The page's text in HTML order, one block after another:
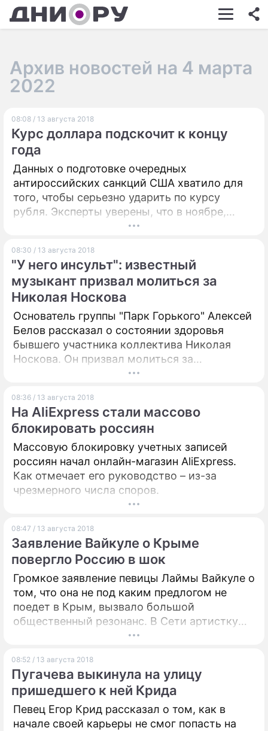
ШОУ-БИЗНЕС
КИНО
ПРОИСШЕСТВИЯ
СОННИК
СТИЛЬ ЖИЗНИ
ИГРЫ
О ПРОЕКТЕ
Архив новостей на 4 марта
2022
08:08 / 13 августа 2018
Курс доллара подскочит к концу
года
Данных о подготовке очередных
антироссийских санкций США хватило для
того, чтобы серьезно ударить по курсу
рубля. Эксперты уверены, что в ноябре,
когда Вашингтон планирует утверждать
американская валюта будет готова
продемонстрировать свой исторический
максимум.
08:30 / 13 августа 2018
"У него инсульт": известный
музыкант призвал молиться за
Николая Носкова
Основатель группы "Парк Горького" Алексей
Белов рассказал о состоянии здоровья
бывшего участника коллектива Николая
Носкова. Он призвал молиться за
08:36 / 13 августа 2018
На AliExpress стали массово
блокировать россиян
Массовую блокировку учетных записей
россиян начал онлайн-магазин AliExpress.
Как отмечает его руководство – из-за
чрезмерного числа споров.
08:47 / 13 августа 2018
Заявление Вайкуле о Крыме
повергло Россию в шок
Громкое заявление певицы Лаймы Вайкуле о
том, что она не под каким предлогом не
поедет в Крым, вызвало большой
общественный резонанс. В Сети артистку
обвинили в лицемерии и попытке угодить
присоединились многие российские звезды.
08:52 / 13 августа 2018
Пугачева выкинула на улицу
пришедшего к ней Крида
Певец Егор Крид рассказал о том, как в
начале своей карьеры не смог попасть на